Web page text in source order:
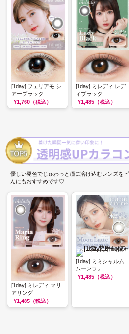
[1day] フェリアモ シ
アーブラック
¥1,760 （税込）
[1day] ミレディ レデ
ィブラック
¥1,485 （税込）
優しい発色でじゅわっと瞳に溶け込むレンズを
んにもおすすめです♡
[1day] ミレディ マリ
アリング
¥1,485 （税込）
[1day] ミミシャルム
ムーンラテ
¥1,485 （税込）